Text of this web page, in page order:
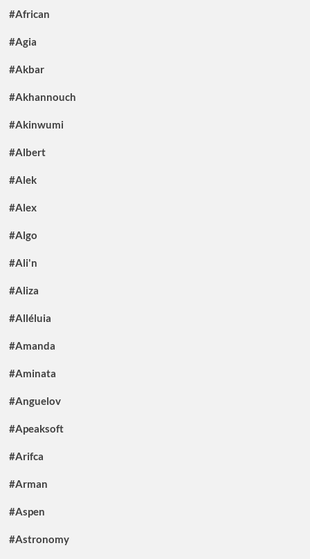
#African
#Agia
#Akbar
#Akhannouch
#Akinwumi
#Albert
#Alek
#Alex
#Algo
#Ali'n
#Aliza
#Alléluia
#Amanda
#Aminata
#Anguelov
#Apeaksoft
#Arifca
#Arman
#Aspen
#Astronomy